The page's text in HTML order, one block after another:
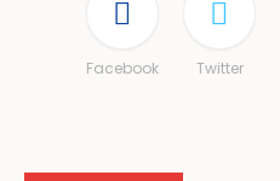
Facebook Twitter